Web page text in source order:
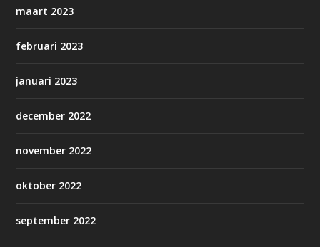
maart 2023
februari 2023
januari 2023
december 2022
november 2022
oktober 2022
september 2022